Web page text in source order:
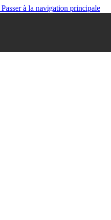
Passer à la navigation principale